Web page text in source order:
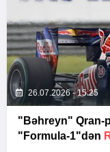
26.07.2026 - 15:25
"Bəhreyn" Qran-
"Formula-1"dən